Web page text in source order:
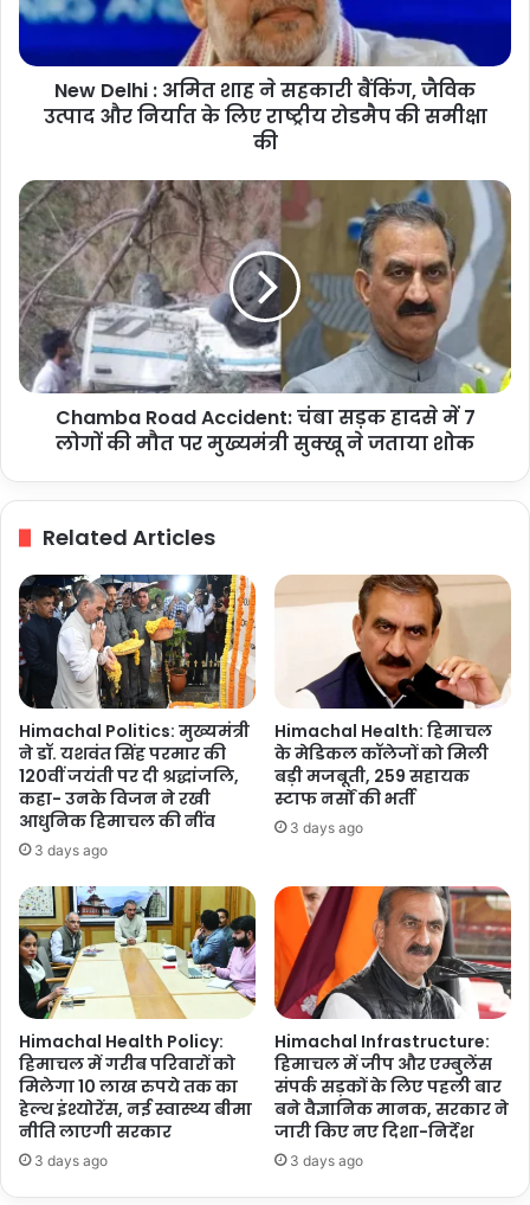
सहकारी
जैविक
लिए
राष्ट्रीय
रोडमैप
की
समीक्षा
की
New Delhi : अमित शाह ने सहकारी बैंकिंग, जैविक
उत्पाद और निर्यात के लिए राष्ट्रीय रोडमैप की समीक्षा
की
Chamba
Road
Accident:
चंबा
सड़क
हादसे
में
7
लोगों
शोक
Chamba Road Accident: चंबा सड़क हादसे में 7
लोगों की मौत पर मुख्यमंत्री सुक्खू ने जताया शोक
Related Articles
Himachal Politics: मुख्यमंत्री
ने डॉ. यशवंत सिंह परमार की
120वीं जयंती पर दी श्रद्धांजलि,
कहा- उनके विजन ने रखी
आधुनिक हिमाचल की नींव
3 days ago
Himachal Health: हिमाचल
के मेडिकल कॉलेजों को मिली
बड़ी मजबूती, 259 सहायक
स्टाफ नर्सों की भर्ती
3 days ago
Himachal Health Policy:
हिमाचल में गरीब परिवारों को
मिलेगा 10 लाख रुपये तक का
हेल्थ इंश्योरेंस, नई स्वास्थ्य बीमा
नीति लाएगी सरकार
3 days ago
Himachal Infrastructure:
हिमाचल में जीप और एम्बुलेंस
संपर्क सड़कों के लिए पहली बार
बने वैज्ञानिक मानक, सरकार ने
जारी किए नए दिशा-निर्देश
3 days ago